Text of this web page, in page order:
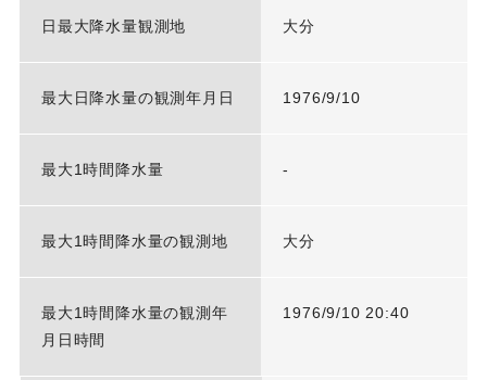
日最大降水量観測地 大分
最大日降水量の観測年月日 1976/9/10
最大1時間降水量 -
最大1時間降水量の観測地 大分
最大1時間降水量の観測年
月日時間
1976/9/10 20:40